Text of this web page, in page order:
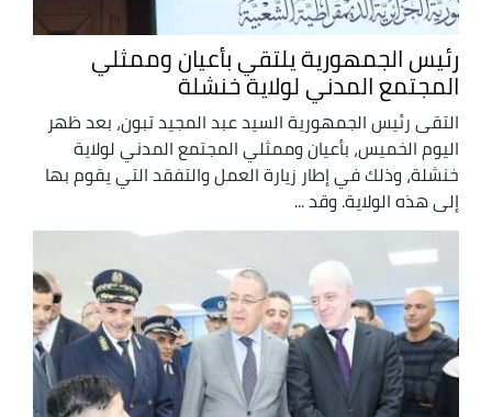
رئيس الجمهورية يلتقي بأعيان وممثلي
المجتمع المدني لولاية خنشلة
التقى رئيس الجمهورية السيد عبد المجيد تبون، بعد ظهر
اليوم الخميس، بأعيان وممثلي المجتمع المدني لولاية
خنشلة، وذلك في إطار زيارة العمل والتفقد التي يقوم بها
إلى هذه الولاية. وقد ...